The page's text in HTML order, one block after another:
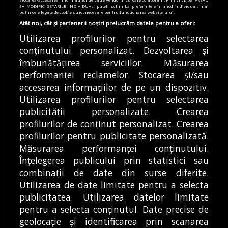
explozia din Rahova.
Senzori seismici vor fi
montați în crăpăturile
apartamentelor afectate
Lucrările de punere în
siguranță a blocului
distrus de explozia din
Rahova...
07/08/2026
și în iulie. Care este
stadiul viitoarelor stații
de metrou
Metrorex a precizat că
lucrările la Magistrala
6 de metrou au
continuat...
DEANDREEA STĂNĂRÎNGĂ
07/08/2026
MODIFICĂ SETĂRILE COOKIES
© Copyright 2025 - Buletin de București.
Găzduit dePresslabs.com. Powered by TRS Design.
Despre
Noi
Media
Kit
Politică De
Confidențialitate
Cookie
Policy (EU)
Cookie
Policy
SA MODIFIC SETARILE INDIVIDUAL” puteti schimba preferintele in mod individual, mai
putin cele legate de cookie strict necesare pentru functionarea website-ului.
Atât noi, cât și partenerii noștri prelucrăm datele pentru a oferi:
Utilizarea profilurilor pentru selectarea
conținutului personalizat. Dezvoltarea și
îmbunătățirea serviciilor. Măsurarea
performanței reclamelor. Stocarea și/sau
accesarea informațiilor de pe un dispozitiv.
Utilizarea profilurilor pentru selectarea
publicității personalizate. Crearea
profilurilor de conținut personalizat. Crearea
profilurilor pentru publicitate personalizată.
Măsurarea performanței conținutului.
Înțelegerea publicului prin statistici sau
combinații de date din surse diferite.
Utilizarea de date limitate pentru a selecta
publicitatea. Utilizarea datelor limitate
pentru a selecta conținutul. Date precise de
geolocație și identificarea prin scanarea